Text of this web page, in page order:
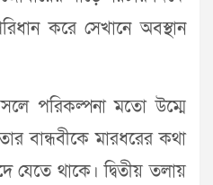
করে সেখানে অবস্থান
পরিকল্পনা মতো উম্মে
বান্ধবীকে মারধরের কথা
যেতে থাকে। দ্বিতীয় তলায়